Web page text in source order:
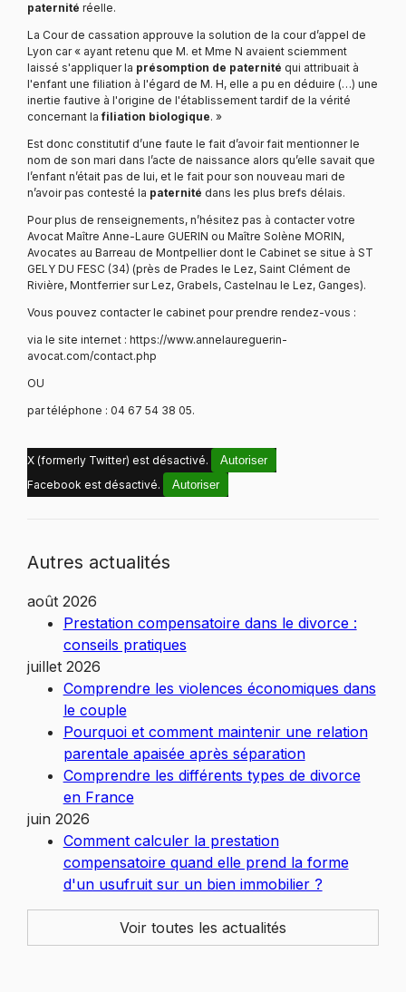
paternité réelle.
La Cour de cassation approuve la solution de la cour d’appel de
Lyon car « ayant retenu que M. et Mme N avaient sciemment
laissé s'appliquer la présomption de paternité qui attribuait à
l'enfant une filiation à l'égard de M. H, elle a pu en déduire (…) une
inertie fautive à l'origine de l'établissement tardif de la vérité
concernant lafiliation biologique. »
Est donc constitutif d’une faute le fait d’avoir fait mentionner le
nom de son mari dans l’acte de naissance alors qu’elle savait que
l’enfant n’était pas de lui, et le fait pour son nouveau mari de
n’avoir pas contesté la paternité dans les plus brefs délais.
Pour plus de renseignements, n’hésitez pas à contacter votre
Avocat Maître Anne-Laure GUERIN ou Maître Solène MORIN,
Avocates au Barreau de Montpellier dont le Cabinet se situe à ST
GELY DU FESC (34) (près de Prades le Lez, Saint Clément de
Rivière, Montferrier sur Lez, Grabels, Castelnau le Lez, Ganges).
Vous pouvez contacter le cabinet pour prendre rendez-vous :
via le site internet : https://www.annelaureguerin-
avocat.com/contact.php
OU
par téléphone : 04 67 54 38 05.
X (formerly Twitter) est désactivé.
Autoriser
Facebook est désactivé.
Autoriser
Autres actualités
août 2026
Prestation compensatoire dans le divorce :
conseils pratiques
juillet 2026
Comprendre les violences économiques dans
le couple
Pourquoi et comment maintenir une relation
parentale apaisée après séparation
Comprendre les différents types de divorce
en France
juin 2026
Comment calculer la prestation
compensatoire quand elle prend la forme
d'un usufruit sur un bien immobilier ?
Voir toutes les actualités